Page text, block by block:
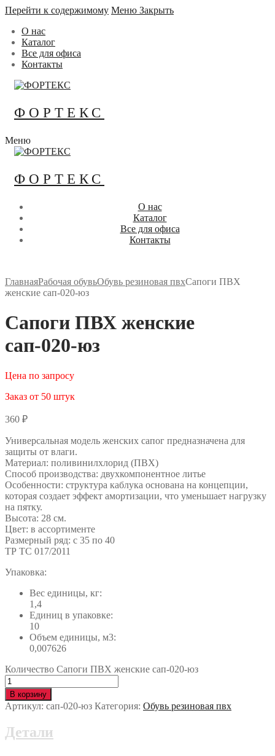
Перейти к содержимому Меню Закрыть
О нас
Каталог
Все для офиса
Контакты
ФОРТЕКС
Меню
ФОРТЕКС
О нас
Каталог
Все для офиса
Контакты
ГлавнаяРабочая обувьОбувь резиновая пвхСапоги ПВХ
женские сап-020-юз
Сапоги ПВХ женские
сап-020-юз
Цена по запросу
Заказ от 50 штук
360 ₽
Универсальная модель женских сапог предназначена для
защиты от влаги.
Материал: поливинилхлорид (ПВХ)
Способ производства: двухкомпонентное литье
Особенности: структура каблука основана на концепции,
которая создает эффект амортизации, что уменьшает нагрузку
на пятку.
Высота: 28 см.
Цвет: в ассортименте
Размерный ряд: с 35 по 40
ТР ТС 017/2011
Упаковка:
Вес единицы, кг:
1,4
Единиц в упаковке:
10
Объем единицы, м3:
0,007626
Количество Сапоги ПВХ женские сап-020-юз
В корзину
Артикул: сап-020-юз Категория: Обувь резиновая пвх
Детали